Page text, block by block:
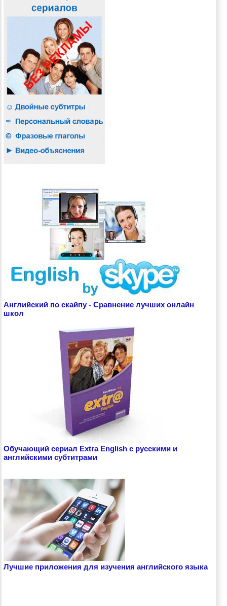
Английский по скайпу - Сравнение лучших онлайн
школ
Обучающий сериал Extra English с русскими и
английскими субтитрами
Лучшие приложения для изучения английского языка